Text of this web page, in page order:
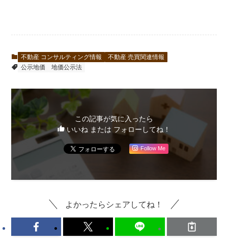
不動産 コンサルティング情報
不動産 売買関連情報
公示地価
地価公示法
この記事が気に入ったら
いいね または フォローしてね！
Follow Me
よかったらシェアしてね！